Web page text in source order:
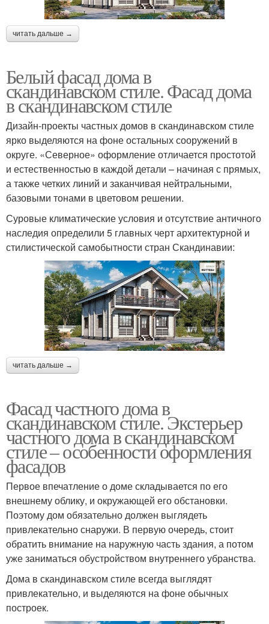
читать дальше →
Белый фасад дома в
скандинавском стиле. Фасад дома
в скандинавском стиле
Дизайн-проекты частных домов в скандинавском стиле
ярко выделяются на фоне остальных сооружений в
округе. «Северное» оформление отличается простотой
и естественностью в каждой детали – начиная с прямых,
а также четких линий и заканчивая нейтральными,
базовыми тонами в цветовом решении.
Суровые климатические условия и отсутствие античного
наследия определили 5 главных черт архитектурной и
стилистической самобытности стран Скандинавии:
читать дальше →
Фасад частного дома в
скандинавском стиле. Экстерьер
частного дома в скандинавском
стиле – особенности оформления
фасадов
Первое впечатление о доме складывается по его
внешнему облику, и окружающей его обстановки.
Поэтому дом обязательно должен выглядеть
привлекательно снаружи. В первую очередь, стоит
обратить внимание на наружную часть здания, а потом
уже заниматься обустройством внутреннего убранства.
Дома в скандинавском стиле всегда выглядят
привлекательно, и выделяются на фоне обычных
построек.